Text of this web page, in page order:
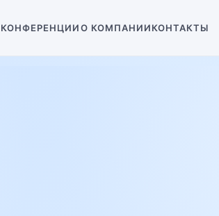
КОНФЕРЕНЦИИО КОМПАНИИКОНТАКТЫ